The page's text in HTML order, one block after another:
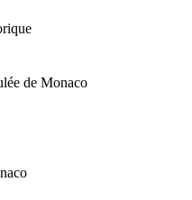
de Monaco